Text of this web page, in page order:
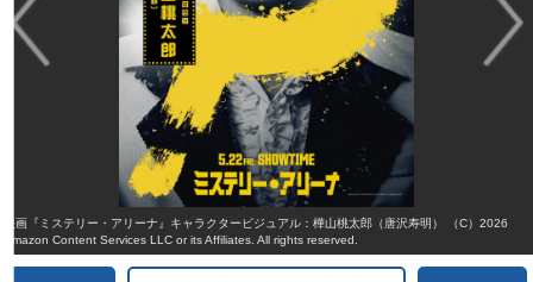
映画『ミステリー・アリーナ』キャラクタービジュアル：樺山桃太郎（唐沢寿明） （C）2026
Amazon Content Services LLC or its Affiliates. All rights reserved.